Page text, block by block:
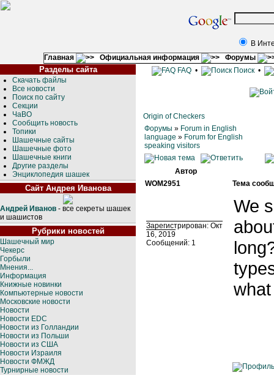
В
Главная
Официальная информация Форумы
Разделы сайта
Скачать файлы
Все новости
Поиск по сайту
Секции
ЧаВО
Сообщить новость
Топики
Шашечные сайты
Шашечные фото
Шашечные книги
Другие разделы
Энциклопедия шашек
Сайт Андрея Иванова
Андрей Иванов - все секреты шашек
и шашистов
Рубрики новостей
Шашечный мир
Чекерс
Горбыли
Мнения...
Информация
Книжные новинки
Компьютерные новости
Московские новости
Новости
Новости EDC
Новости из Голландии
Новости из Польши
Новости из США
Новости Израиля
Новости ФМЖД
Турнирные новости
FAQ• Поиск•
Origin of Checkers
Форумы » Forum in English
language » Forum for English
speaking visitors
Автор
WOM2951
Тема
Зарегистрирован: Окт
16, 2019
Сообщений: 1
We